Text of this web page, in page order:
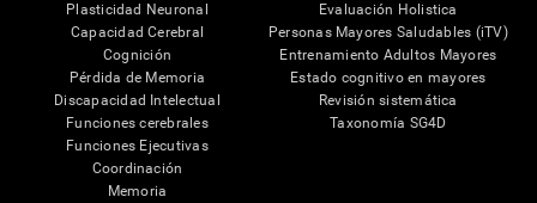
Janice
Compartir
¿Te ha gustado esta opinión?